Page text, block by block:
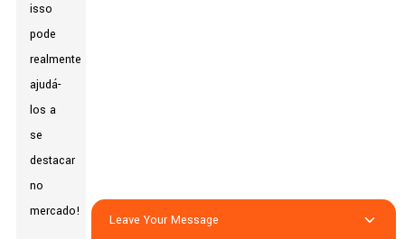
isso
pode
realmente
ajudá-
los a
se
destacar
no
mercado!
Leave Your Message